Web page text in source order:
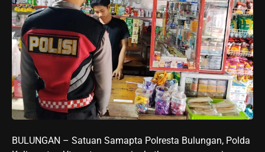
BULUNGAN – Satuan Samapta Polresta Bulungan, Polda